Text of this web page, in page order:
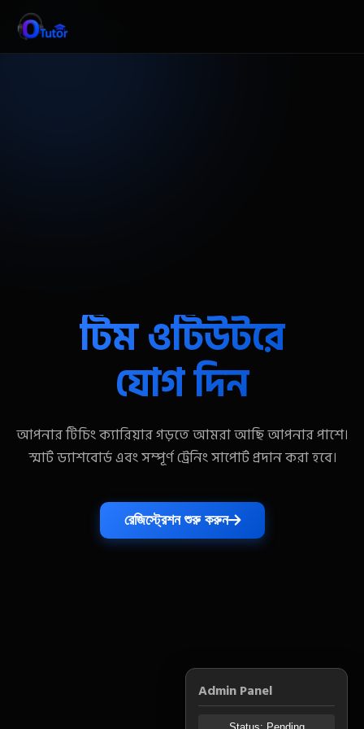
টিম ওটিউটরে
যোগ দিন
আপনার টিচিং ক্যারিয়ার গড়তে আমরা আছি আপনার পাশে।
স্মার্ট ড্যাশবোর্ড এবং সম্পূর্ণ ট্রেনিং সাপোর্ট প্রদান করা হবে।
রেজিস্ট্রেশন শুরু করুন
Admin Panel